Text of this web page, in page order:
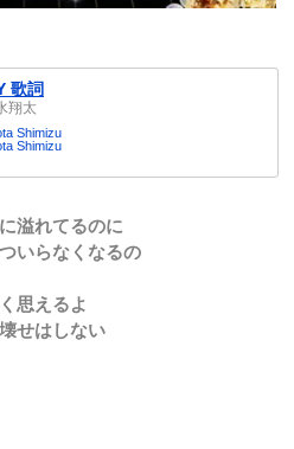
歌詞
翔太
Shimizu
Shimizu
溢れてるのに
いらなくなるの
思えるよ
せはしない